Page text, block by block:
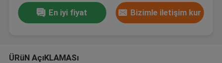
En iyi fiyat Bizimle iletişim kur
ÜRüN AçıKLAMASı